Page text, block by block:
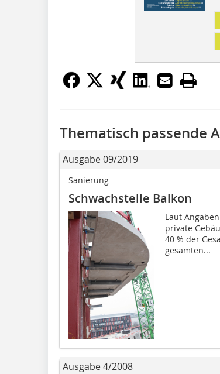
Thematisch passende
Ausgabe 09/2019
Sanierung
Schwachstelle Balkon
Laut
private
40 % der
gesamten...
Ausgabe 4/2008